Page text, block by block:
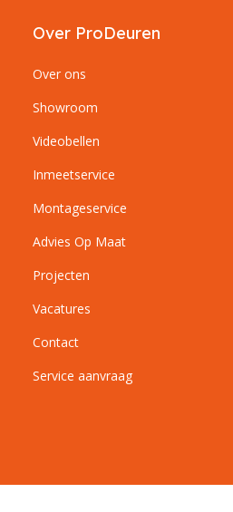
Over ProDeuren
Over ons
Showroom
Videobellen
Inmeetservice
Montageservice
Advies Op Maat
Projecten
Vacatures
Contact
Service aanvraag